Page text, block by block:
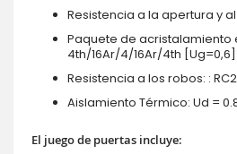
Resistencia a la apertura y
Paquete de acristalamiento
4th/16Ar/4/16Ar/4th
Resistencia a los robos: : RC2
Aislamiento Térmico: Ud =
El juego de puertas incluye: